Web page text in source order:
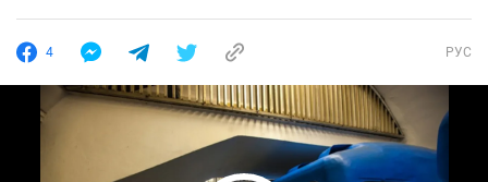
4 РУС